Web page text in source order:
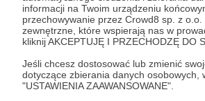
informacji na Twoim urządzeniu
przechowywanie przez Crowd8 sp. z
zewnętrzne, które wspierają nas w
kliknij AKCEPTUJĘ I PRZECHODZĘ DO
Jeśli chcesz dostosować lub zmienić
dotyczące zbierania danych osobowych,
"USTAWIENIA ZAAWANSOWANE".
"ani kroku wstecz!" plan Zachód siły
obrona na linii Wisły
Udostępnij